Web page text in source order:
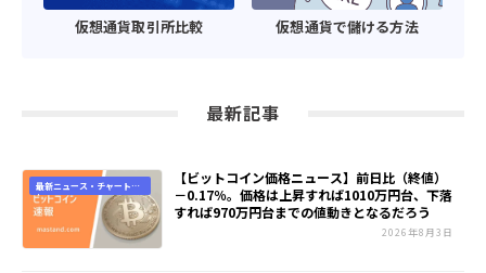
仮想通貨取引所比較 仮想通貨で儲ける方法
最新記事
最新ニュース・チャート速
報
【ビットコイン価格ニュース】前日比（終値）
－0.17％。価格は上昇すれば1010万円台、下落
すれば970万円台までの値動きとなるだろう
2026年8月3日